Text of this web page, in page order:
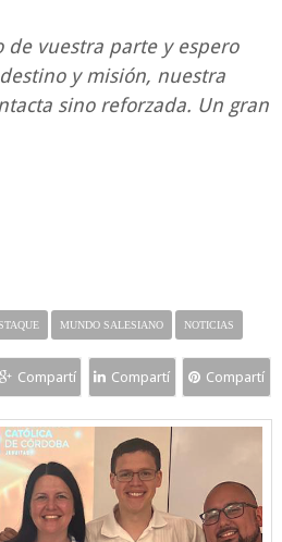
de vuestra parte y espero
y misión, nuestra
sino reforzada. Un gran
MUNDO SALESIANO NOTICIAS
Compartí Compartí Compartí